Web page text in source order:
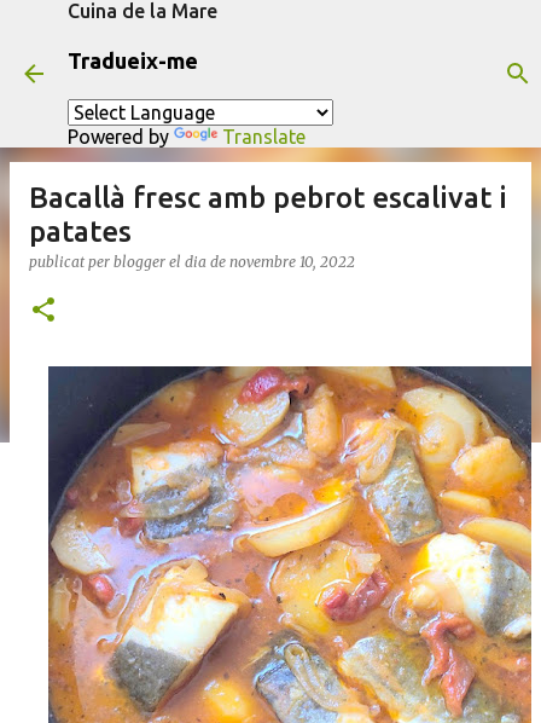
Cuina de la Mare
Tradueix-me
Powered by Translate
Bacallà fresc amb pebrot escalivat i
patates
publicat per blogger el dia de novembre 10, 2022